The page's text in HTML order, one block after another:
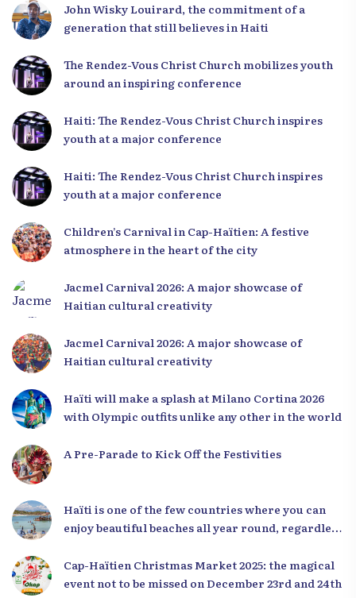
John Wisky Louirard, the commitment of a
generation that still believes in Haiti
The Rendez-Vous Christ Church mobilizes youth
around an inspiring conference
Haiti: The Rendez-Vous Christ Church inspires
youth at a major conference
Haiti: The Rendez-Vous Christ Church inspires
youth at a major conference
Children’s Carnival in Cap-Haïtien: A festive
atmosphere in the heart of the city
Jacmel Carnival 2026: A major showcase of
Haitian cultural creativity
Jacmel Carnival 2026: A major showcase of
Haitian cultural creativity
Haïti will make a splash at Milano Cortina 2026
with Olympic outfits unlike any other in the world
A Pre-Parade to Kick Off the Festivities
Haïti is one of the few countries where you can
enjoy beautiful beaches all year round, regardless
Cap-Haïtien Christmas Market 2025: the magical
event not to be missed on December 23rd and 24th